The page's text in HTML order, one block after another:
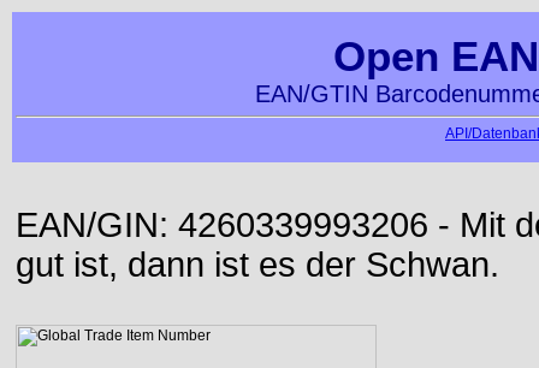
Open
EAN/GTIN
API/
EAN/GIN: 4260339993206 - Mit
gut ist, dann ist es der Schwan.